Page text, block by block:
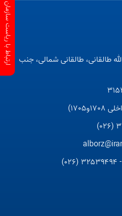
طالقانی، طالقانی شمالی، جنب
ارتباط با ریاست سازمان